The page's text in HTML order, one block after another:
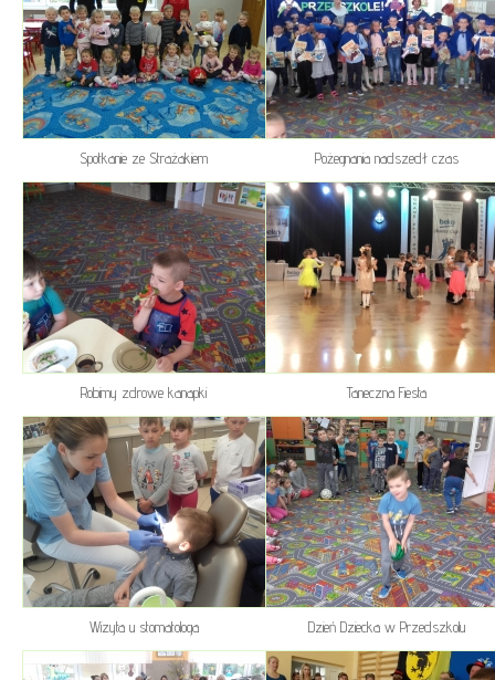
Spotkanie ze Strażakiem Pożegnania nadszedł czas
Robimy zdrowe kanapki Taneczna Fiesta
Wizyta u stomatologa Dzień Dziecka w Przedszkolu